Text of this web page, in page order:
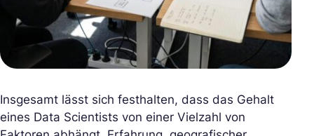
Insgesamt lässt sich festhalten, dass das Gehalt
eines Data Scientists von einer Vielzahl von